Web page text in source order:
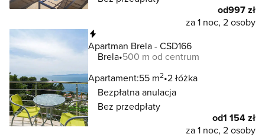
od997 zł
za 1 noc, 2 osoby
Apartman Brela - CSD166
Brela 500 m od centrum
Apartament:55 m2 2 łóżka
Bezpłatna anulacja
Bez przedpłaty
od1 154 zł
za 1 noc, 2 osoby